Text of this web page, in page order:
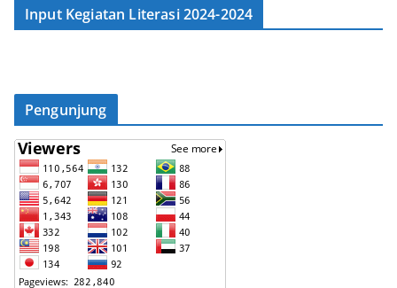
Input Kegiatan Literasi 2024-2024
Pengunjung